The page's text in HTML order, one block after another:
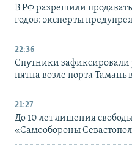
В РФ разрешили
годов: эксперты
22:36
Спутники зафиксировали
пятна возле порта
21:27
До 10 лет лишения
«Самообороны